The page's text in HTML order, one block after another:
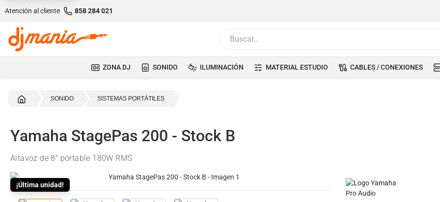
Atención al cliente 858 284 021
ZONA DJ SONIDO ILUMINACIÓN MATERIAL ESTUDIO CABLES / CONEXIONES
SONIDO SISTEMAS PORTÁTILES
Yamaha StagePas 200 - Stock B
Altavoz de 8" pórtable 180W RMS
¡Última unidad!